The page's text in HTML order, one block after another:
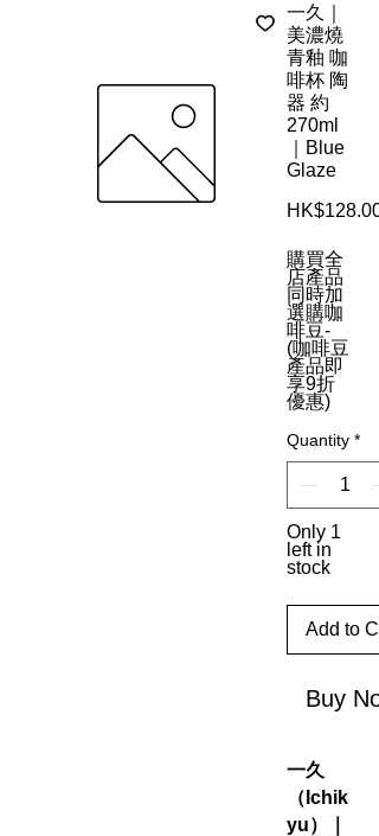
一久｜
美濃燒
青釉 咖
啡杯 陶
器 約
270ml
｜Blue
Glaze
HK$128.00
購買全
店產品
同時加
選購咖
啡豆-
(咖啡豆
產品即
享9折
優惠)
Quantity *
Only 1
left in
stock
Add to
Buy
一久
（Ichik
yu）｜